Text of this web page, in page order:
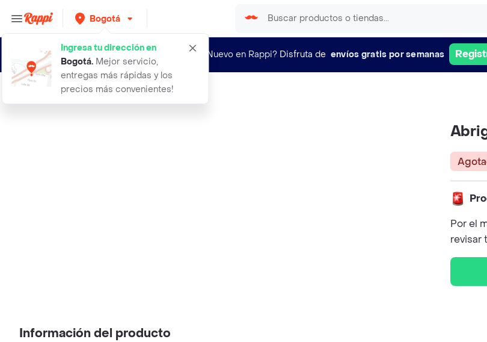
Bogotá
Ingresa tu dirección en
Bogotá. Mejor servicio,
entregas más rápidas y los
precios más convenientes!
¿Nuevo en Rappi? Disfruta de envíos gratis por semanas
abrigo batin hielo talla 25 mujer m
Por el
revisar
Información del producto